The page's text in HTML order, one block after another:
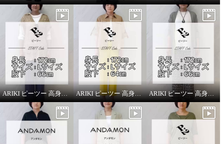
ARIKI ピーツー 高身長スタッフがはいてみました！ ARIKI ピーツー 高身長スタッフがはいてみました！ ARIKI ピーツー 高身長スタッフがはいてみました！